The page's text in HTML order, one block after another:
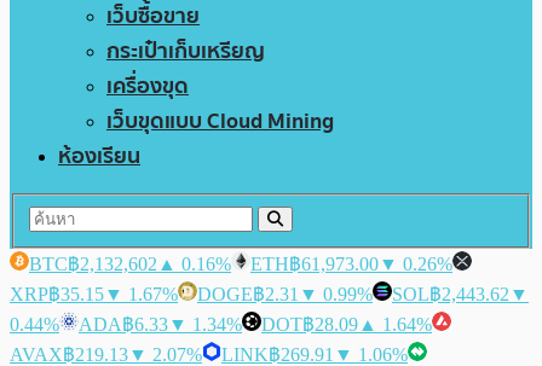
เว็บซื้อขาย
กระเป๋าเก็บเหรียญ
เครื่องขุด
เว็บขุดแบบ Cloud Mining
ห้องเรียน
BTC฿2,132,602 ▲ 0.16% ETH฿61,973.00▼ 0.26%
XRP฿35.15▼ 1.67% DOGE฿2.31 ▼ 0.99% SOL฿2,443.62 ▼
0.44%
ADA฿6.33▼ 1.34% DOT฿28.09 ▲ 1.64%
AVAX฿219.13▼ 2.07% LINK฿269.91 ▼ 1.06%